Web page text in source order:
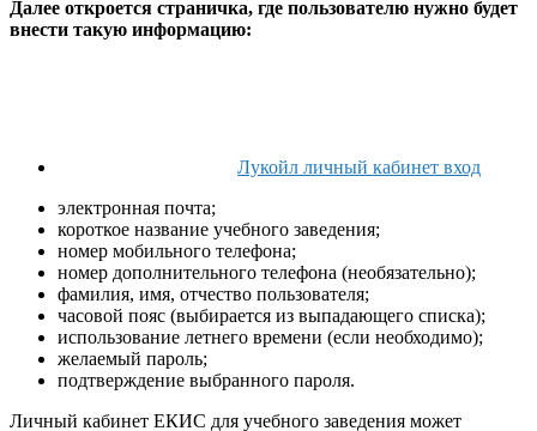
Далее откроется страничка, где пользователю нужно будет
внести такую информацию:
Лукойл личный кабинет вход
электронная почта;
короткое название учебного заведения;
номер мобильного телефона;
номер дополнительного телефона (необязательно);
фамилия, имя, отчество пользователя;
часовой пояс (выбирается из выпадающего списка);
использование летнего времени (если необходимо);
желаемый пароль;
подтверждение выбранного пароля.
Личный кабинет ЕКИС для учебного заведения может